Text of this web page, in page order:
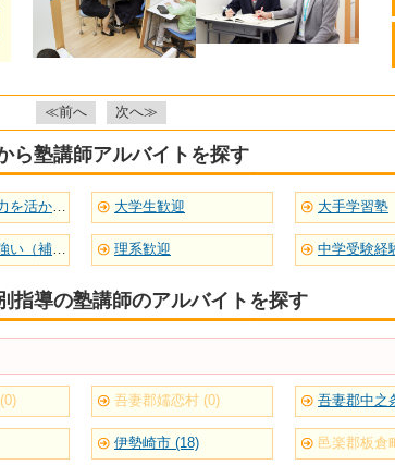
≪前へ 次へ≫
ら塾講師アルバイトを探す
英語など語学力を活かせる 大学生歓迎 大手学習塾
定期テストに強い（補習型） 理系歓迎 中学受験経
指導の塾講師のアルバイトを探す
吾妻郡嬬恋村 (0) 吾妻郡中之
伊勢崎市 (18) 邑楽郡板倉